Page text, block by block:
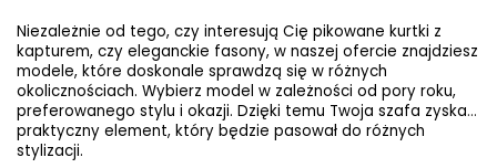
Niezależnie od tego, czy interesują Cię pikowane kurtki z
kapturem, czy eleganckie fasony, w naszej ofercie znajdziesz
modele, które doskonale sprawdzą się w różnych
okolicznościach. Wybierz model w zależności od pory roku,
preferowanego stylu i okazji. Dzięki temu Twoja szafa zyska
praktyczny element, który będzie pasował do różnych
stylizacji.